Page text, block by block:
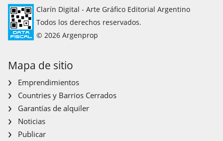
Clarín Digital - Arte Gráfico Editorial Argentino
Todos los derechos reservados.
© 2026 Argenprop
Mapa de sitio
Emprendimientos
Countries y Barrios Cerrados
Garantías de alquiler
Noticias
Publicar